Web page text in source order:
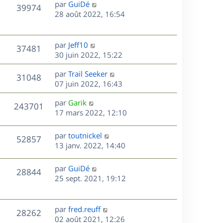
s
n
i
r
m
e
s
s
a
g
e
39974V
s
D
e
n
i
e
r
m
e
s
s
a
g
e
par GuiDé
28 août 2022, 16:54
37481
u
e
s
D
e
r
n
i
e
r
m
e
s
s
e
par Jeff10
30 juin 2022, 15:22
31048V
u
e
D
e
r
n
i
e
r
m
s
a
e
par Trail Seeker
07 juin 2022, 16:43
243701
u
s
D
e
n
i
r
m
e
s
a
par Garik
17 mars 2022, 12:10
52857V
u
e
D
e
i
e
e
par toutnickel
13 janv. 2022, 14:40
28844V
D
e
n
i
e
par GuiDé
25 sept. 2021, 19:12
28262V
D
e
par fred.reuff
02 août 2021, 12:26